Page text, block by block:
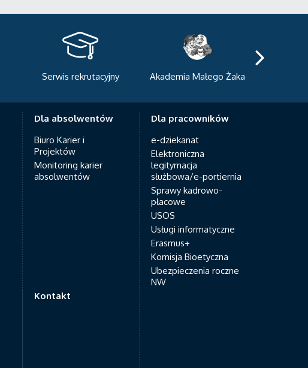
Akademia Małego Żaka
Centrum Sportowo-
Dla absolwentów
Biuro Karier i
Projektów
Monitoring karier
absolwentów
Dla pracowników
e-dziekanat
Elektroniczna
legitymacja
służbowa/e-portiernia
Sprawy kadrowo-
płacowe
USOS
Usługi informatyczne
Erasmus+
Komisja Bioetyczna
Ubezpieczenia roczne
NW
Kontakt